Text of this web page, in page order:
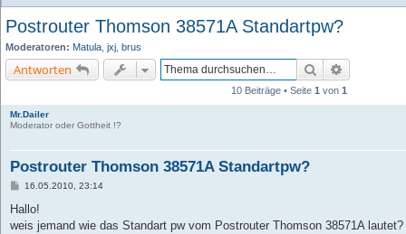
Postrouter Thomson 38571A Standartpw?
Moderatoren: Matula jxj brus
Antworten Suche
10 Beiträge • Seite 1 von 1
Mr.Dailer
Moderator oder Gottheit !?
Postrouter Thomson 38571A Standartpw?
B
i
r
16.05.2010, 23:14
Hallo!
weis jemand wie das Standart pw vom Postrouter Thomson 38571A lautet?